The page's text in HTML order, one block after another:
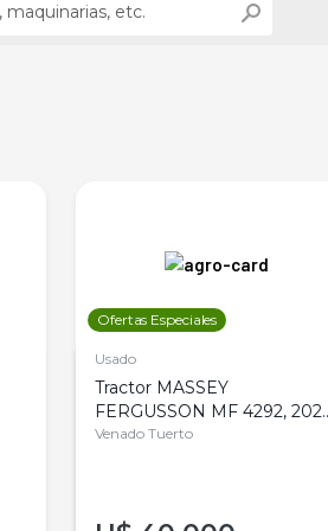
Ofertas Especiales
Usado
Tractor MASSEY
FERGUSSON MF 4292,
4WD, PATON
Venado Tuerto